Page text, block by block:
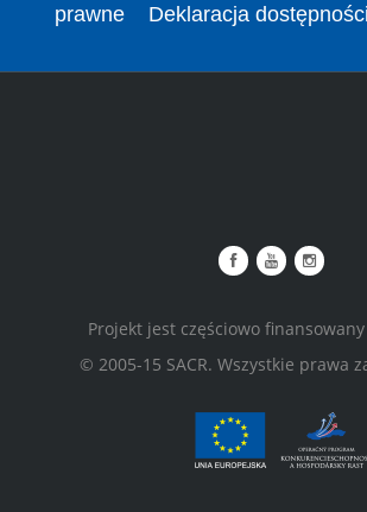
prawne
Deklaracja dostępności
Projekt jest częściowo
© 2005-15 SACR. Wszystkie prawa